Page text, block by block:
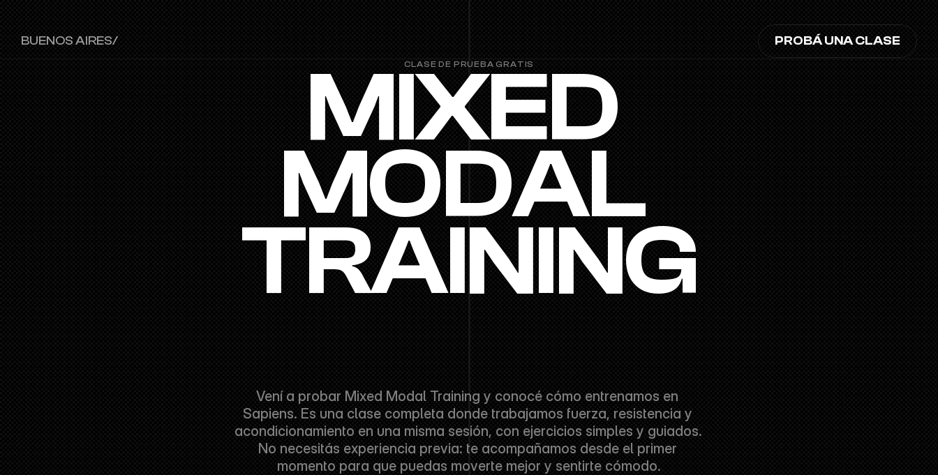
BUENOS AIRES/ PROBÁ UNA CLASE
CLASE DE PRUEBA GRATIS
MIXED
MODAL
TRAINING
Vení a probar Mixed Modal Training y conocé cómo entrenamos en
Sapiens. Es una clase completa donde trabajamos fuerza, resistencia y
acondicionamiento en una misma sesión, con ejercicios simples y guiados.
No necesitás experiencia previa: te acompañamos desde el primer
momento para que puedas moverte mejor y sentirte cómodo.